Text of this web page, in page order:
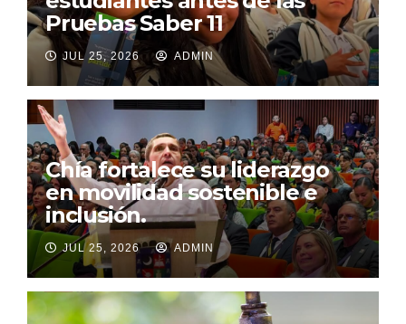
Pruebas Saber 11
JUL 25, 2026 ADMIN
Chía fortalece su liderazgo
en movilidad sostenible e
inclusión.
JUL 25, 2026 ADMIN